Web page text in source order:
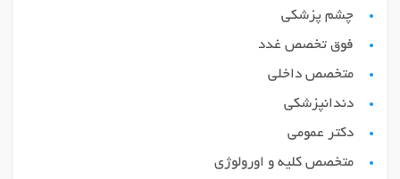
چشم پزشکی
فوق تخصص غدد
متخصص داخلی
دندانپزشکی
دکتر عمومی
متخصص کلیه و اورولوژی